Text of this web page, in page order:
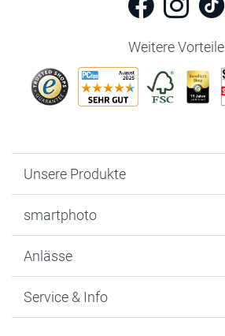
Weitere Vorteile
Unsere Produkte
Fotogeschenke
MyNameBook
Fotoabzüge, Fotos als Buch & Poster
smartphoto
Warum smartphoto
Datenschutz
Anlässe
Neujahr
Service & Info